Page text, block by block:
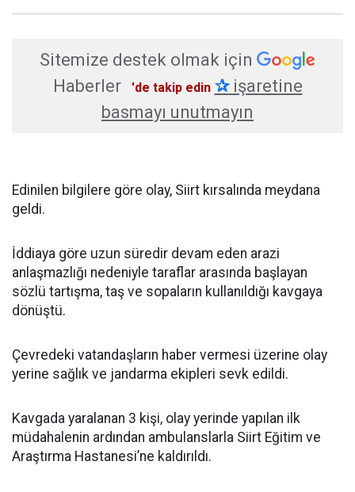
Sitemize destek olmak için
Haberler
'de takip edin ✰işaretine
basmayı unutmayın
Edinilen bilgilere göre olay, Siirt kırsalında meydana
geldi.
İddiaya göre uzun süredir devam eden arazi
anlaşmazlığı nedeniyle taraflar arasında başlayan
sözlü tartışma, taş ve sopaların kullanıldığı kavgaya
dönüştü.
Çevredeki vatandaşların haber vermesi üzerine olay
yerine sağlık ve jandarma ekipleri sevk edildi.
Kavgada yaralanan 3 kişi, olay yerinde yapılan ilk
müdahalenin ardından ambulanslarla Siirt Eğitim ve
Araştırma Hastanesi’ne kaldırıldı.